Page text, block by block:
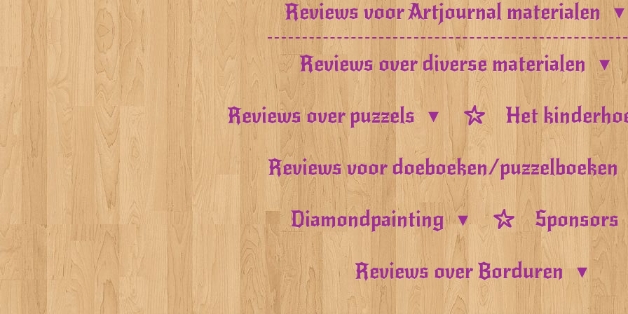
Reviews voor Artjournal materialen
Reviews over diverse materialen
Reviews over puzzels Het
Reviews voor doeboeken/puzzelboeken
Diamondpainting Sponsors
Reviews over Borduren